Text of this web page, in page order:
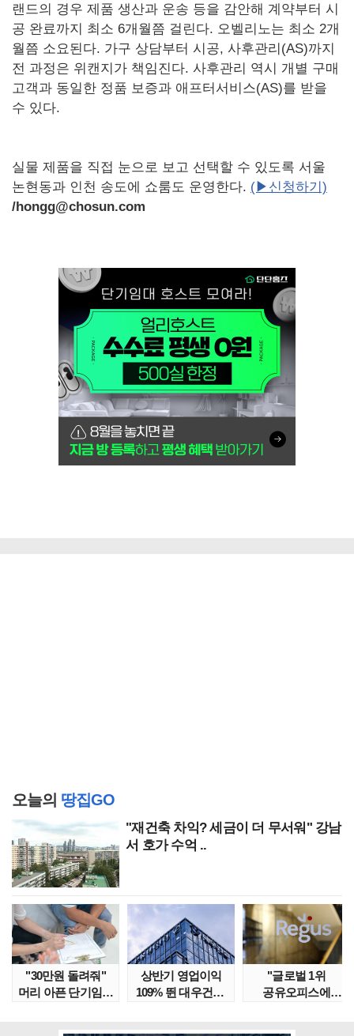
랜드의 경우 제품 생산과 운송 등을 감안해 계약부터 시
공 완료까지 최소 6개월쯤 걸린다. 오벨리노는 최소 2개
월쯤 소요된다. 가구 상담부터 시공, 사후관리(AS)까지
전 과정은 위캔지가 책임진다. 사후관리 역시 개별 구매
고객과 동일한 정품 보증과 애프터서비스(AS)를 받을
수 있다.
실물 제품을 직접 눈으로 보고 선택할 수 있도록 서울
논현동과 인천 송도에 쇼룸도 운영한다. (▶신청하기)
/hongg@chosun.com
오늘의 땅집GO
"재건축 차익? 세금이 더 무서워" 강남
서 호가 수억 ..
"30만원 돌려줘"
머리 아픈 단기임대
상반기 영업이익
109% 뛴 대우건설,
"글로벌 1위
공유오피스에